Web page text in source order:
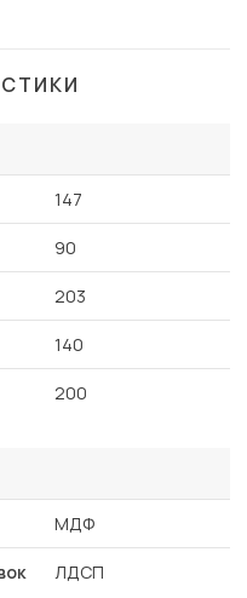
147
90
203
140
200
МДФ
ЛДСП